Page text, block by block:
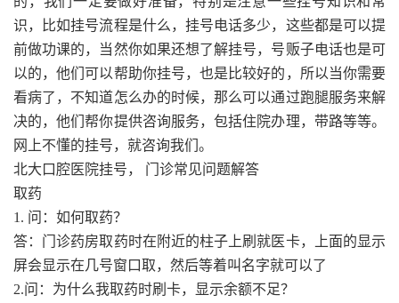
识，比如挂号流程是什么，挂号电话多少，这些都是可以提
前做功课的，当然你如果还想了解挂号，号贩子电话也是可
以的，他们可以帮助你挂号，也是比较好的，所以当你需要
看病了，不知道怎么办的时候，那么可以通过跑腿服务来解
决的，他们帮你提供咨询服务，包括住院办理，带路等等。
网上不懂的挂号，就咨询我们。
北大口腔医院挂号， 门诊常见问题解答
取药
1. 问：如何取药？
答：门诊药房取药时在附近的柱子上刷就医卡，上面的显示
屏会显示在几号窗口取，然后等着叫名字就可以了
2.问：为什么我取药时刷卡，显示余额不足？